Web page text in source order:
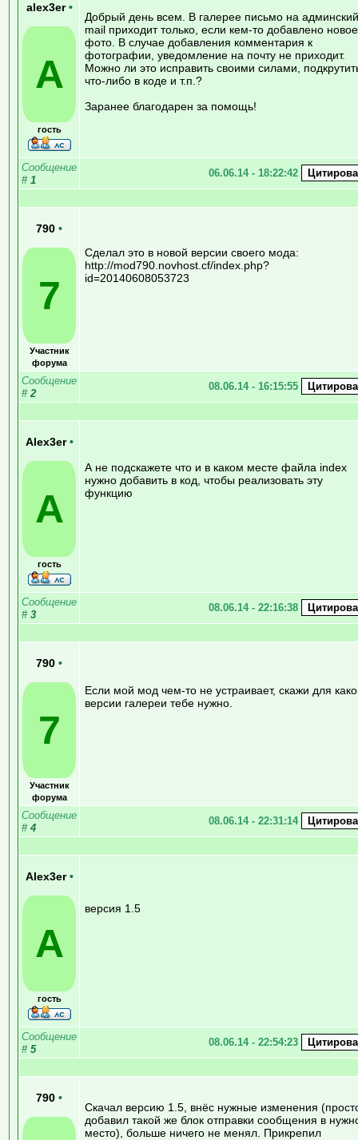
alex3er •
A
гость
Добрый день всем. В галерее письмо на
mail приходит только, если кем-то добавлено новое
фото. В случае добавления комментария к
фотографии, уведомление на почту не приходит.
Можно ли это исправить своими силами,
что-либо в коде и т.п.?
Заранее благодарен за помощь!
Сообщение
# 1
06.06.14 - 18:22:42
790 •
7
Участник
форума
Сделал это в новой версии своего мода:
http://mod790.novhost.cf/index.php?
id=20140608053723
Сообщение
# 2
08.06.14 - 16:15:55
Alex3er •
A
гость
А не подскажете что и в каком месте файла index
нужно добавить в код, чтобы реализовать эту
функцию
Сообщение
# 3
08.06.14 - 22:16:38
790 •
7
Участник
форума
Если мой мод чем-то не устраивает, скажи для
версии галереи тебе нужно.
Сообщение
# 4
08.06.14 - 22:31:14
Alex3er •
A
гость
версия 1.5
Сообщение
# 5
08.06.14 - 22:54:23
790 •
Скачал версию 1.5, внёс нужные изменения
добавил такой же блок отправки сообщения в
место), больше ничего не менял. Прикрепил